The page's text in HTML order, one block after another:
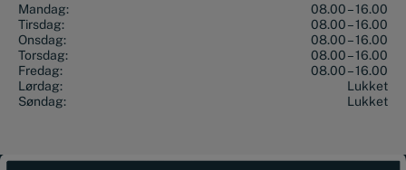
Mandag:
08.00 – 16.00
Tirsdag:
08.00 – 16.00
Onsdag:
08.00 – 16.00
Torsdag:
08.00 – 16.00
Fredag:
08.00 – 16.00
Lørdag:
Lukket
Søndag:
Lukket